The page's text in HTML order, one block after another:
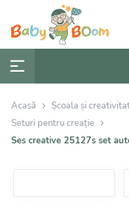
Acasă Școala și
Seturi pentru creație
Ses creative 25127s set